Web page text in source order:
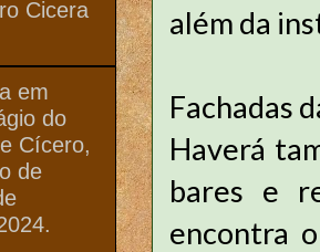
além da
Fachadas
Haverá
bares e
encontra
Cicera
em
do
Cícero,
de